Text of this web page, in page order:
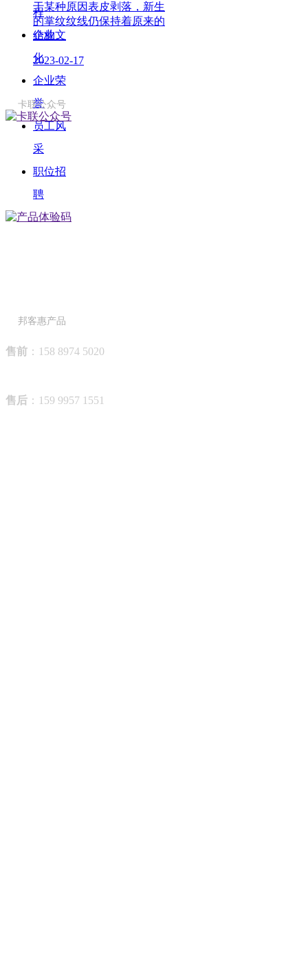
于某种原因表皮剥落，新生
的掌纹纹线仍保持着原来的
结构。
2023-02-17
程
企业文
化
企业荣
誉
员工风
采
职位招
聘
卡联公众号
邦客惠产品
售前 ：158 8974 5020
售后 ：159 9957 1551